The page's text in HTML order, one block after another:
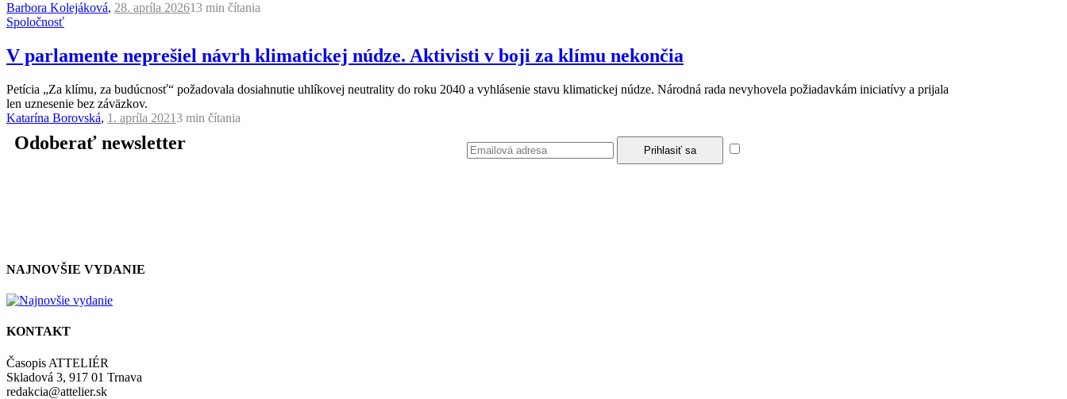
Barbora Kolejáková, 28. apríla 202613 min čítania
Spoločnosť
V parlamente neprešiel návrh klimatickej núdze. Aktivisti v boji za klímu nekončia
Petícia „Za klímu, za budúcnosť“ požadovala dosiahnutie uhlíkovej neutrality do roku 2040 a vyhlásenie stavu klimatickej núdze. Národná rada nevyhovela požiadavkám iniciatívy a prijala
len uznesenie bez záväzkov.
Katarína Borovská, 1. apríla 20213 min čítania
Odoberať newsletter
NAJNOVŠIE VYDANIE
KONTAKT
Časopis ATTELIÉR
Skladová 3, 917 01 Trnava
redakcia@attelier.sk